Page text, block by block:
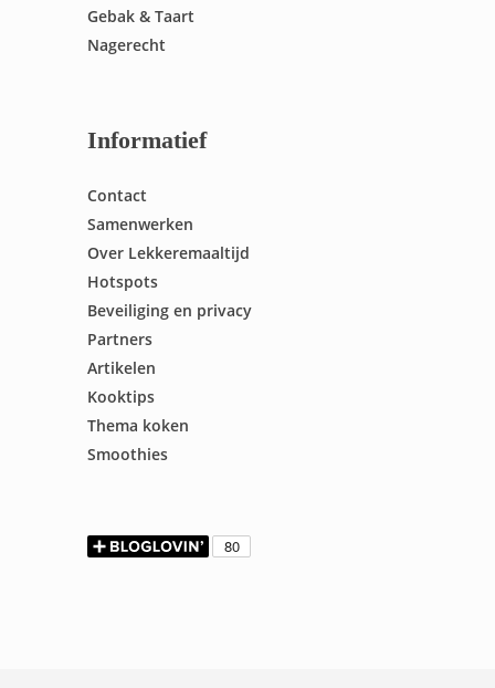
Gebak & Taart
Nagerecht
Informatief
Contact
Samenwerken
Over Lekkeremaaltijd
Hotspots
Beveiliging en privacy
Partners
Artikelen
Kooktips
Thema koken
Smoothies